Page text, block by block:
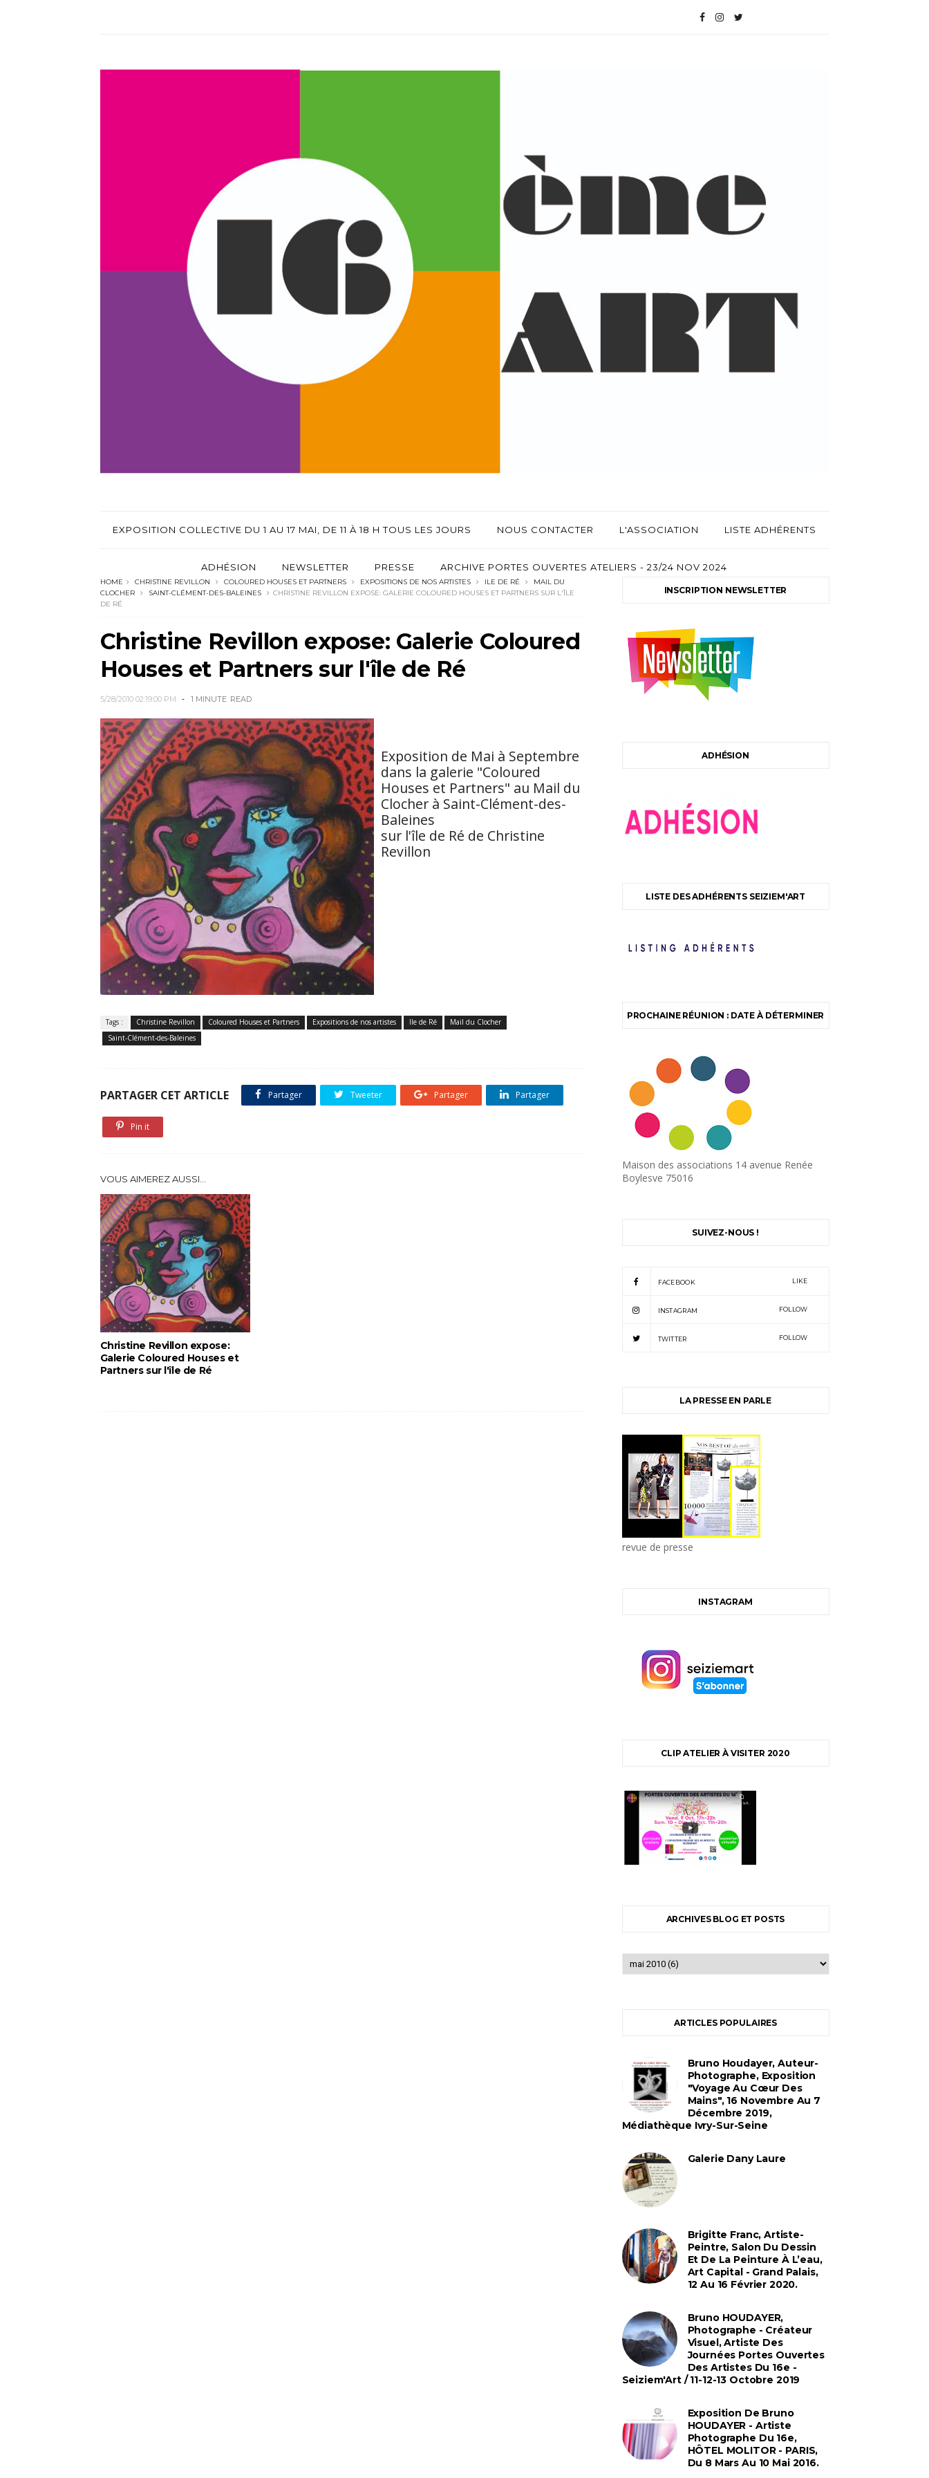
EXPOSITION COLLECTIVE DU 1 AU 17 MAI, DE 11 À 18 H TOUS LES JOURS NOUS CONTACTER L'ASSOCIATION LISTE ADHÉRENTS
ADHÉSION NEWSLETTER PRESSE ARCHIVE PORTES OUVERTES ATELIERS - 23/24 NOV 2024
HOME CHRISTINE REVILLON COLOURED HOUSES ET PARTNERS EXPOSITIONS DE NOS ARTISTES ILE DE RÉ
MAIL DU
CLOCHER
SAINT-CLÉMENT-DES-BALEINES
CHRISTINE REVILLON EXPOSE: GALERIE COLOURED HOUSES ET PARTNERS SUR L'ÎLE
DE RÉ
Christine Revillon expose: Galerie Coloured
Houses et Partners sur l'île de Ré
5/28/2010 02:19:00 PM 1 MINUTE READ
Exposition de Mai à Septembre
dans la galerie "Coloured
Houses et Partners" au Mail du
Clocher à Saint-Clément-des-
Baleines
sur l'île de Ré de Christine
Revillon
Tags : Christine Revillon Coloured Houses et Partners Expositions de nos artistes Ile de Ré
Mail du Clocher
Saint-Clément-des-Baleines
PARTAGER CET ARTICLE Partager Tweeter Partager Partager
Pin it
VOUS AIMEREZ AUSSI...
Christine Revillon expose:
Galerie Coloured Houses et
Partners sur l'île de Ré
INSCRIPTION NEWSLETTER
ADHÉSION
LISTE DES ADHÉRENTS SEIZIEM'ART
PROCHAINE RÉUNION : DATE À DÉTERMINER
Maison des associations 14 avenue Renée
Boylesve 75016
SUIVEZ-NOUS !
FACEBOOK LIKE
INSTAGRAM FOLLOW
TWITTER FOLLOW
LA PRESSE EN PARLE
revue de presse
INSTAGRAM
CLIP ATELIER À VISITER 2020
ARCHIVES BLOG ET POSTS
ARTICLES POPULAIRES
Bruno Houdayer, Auteur-
Photographe, Exposition
"Voyage Au Cœur Des
Mains", 16 Novembre Au 7
Décembre 2019,
Médiathèque Ivry-Sur-Seine
Galerie Dany Laure
Brigitte Franc, Artiste-
Peintre, Salon Du Dessin
Et De La Peinture À L’eau,
Art Capital - Grand Palais,
12 Au 16 Février 2020.
Bruno HOUDAYER,
Photographe - Créateur
Visuel, Artiste Des
Journées Portes Ouvertes
Des Artistes Du 16e -
Seiziem'Art / 11-12-13 Octobre 2019
Exposition De Bruno
HOUDAYER - Artiste
Photographe Du 16e,
HÔTEL MOLITOR - PARIS,
Du 8 Mars Au 10 Mai 2016.